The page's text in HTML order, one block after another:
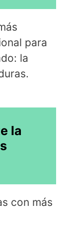
para
la
la
con más